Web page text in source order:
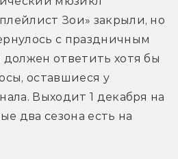
Зои» закрыли, но
с праздничным
ответить хотя бы
оставшиеся у
Выходит 1 декабря на
два сезона есть на